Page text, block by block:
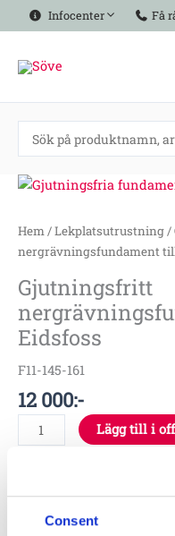
Consent
Hoppa
till
Infocenter Få
Hem/Lekplatsutrustning/
nergrävningsfundament
Gjutningsfritt
Eidsfoss
F11-145-161
12 000:-
Gjutningsfritt
till
Eidsfoss
Lägg till i